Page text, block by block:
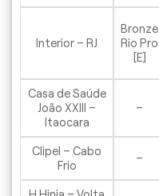
Interior – RJ
Bronze
Rio Pro
[E]
Casa de Saúde
João XXIII –
Itaocara
–
Clipel – Cabo
Frio
–